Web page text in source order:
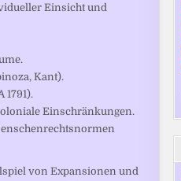
Einsicht und
Kant).
Einschränkungen.
von Expansionen und